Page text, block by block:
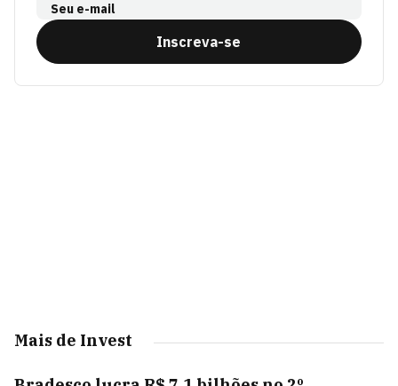
Seu e-mail
Inscreva-se
Mais de Invest